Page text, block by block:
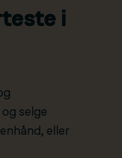
i
selge
eller